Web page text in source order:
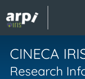
CINECA
Research